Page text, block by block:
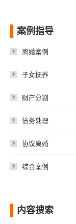
案例指导
离婚案例
子女抚养
财产分割
债务处理
协议离婚
综合案例
内容搜索